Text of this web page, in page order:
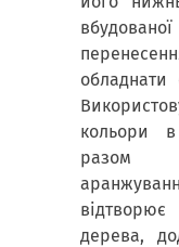
кольори в
разом
дерева,